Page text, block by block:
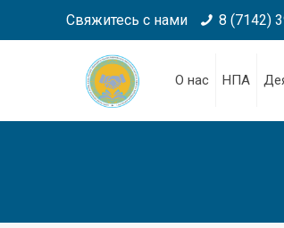
Свяжитесь с нами 8 (7142)
О нас НПА